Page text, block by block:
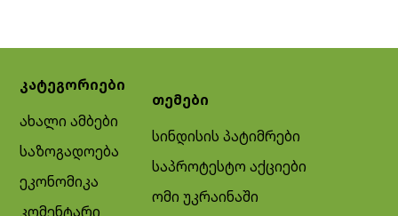
კატეგორიები
ახალი ამბები
საზოგადოება
ეკონომიკა
კომენტარი
თემები
სინდისის პატიმრები
საპროტესტო აქციები
ომი უკრაინაში